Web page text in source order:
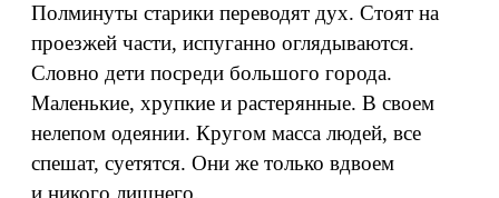
Полминуты старики переводят дух. Стоят на
проезжей части, испуганно оглядываются.
Словно дети посреди большого города.
Маленькие, хрупкие и растерянные. В своем
нелепом одеянии. Кругом масса людей, все
спешат, суетятся. Они же только вдвоем
и никого лишнего.